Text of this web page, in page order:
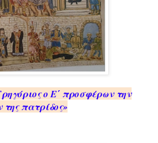
ο Ε΄ προσφέρων την
της πατρίδος»